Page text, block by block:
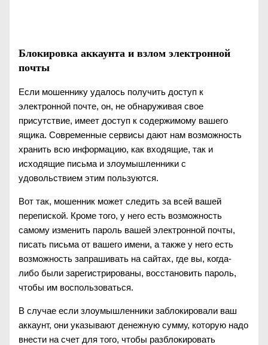
Блокировка аккаунта и взлом электронной
почты
Если мошеннику удалось получить доступ к
электронной почте, он, не обнаруживая свое
присутствие, имеет доступ к содержимому вашего
ящика. Современные сервисы дают нам возможность
хранить всю информацию, как входящие, так и
исходящие письма и злоумышленники с
удовольствием этим пользуются.
Вот так, мошенник может следить за всей вашей
перепиской. Кроме того, у него есть возможность
самому изменить пароль вашей электронной почты,
писать письма от вашего имени, а также у него есть
возможность запрашивать на сайтах, где вы, когда-
либо были зарегистрированы, восстановить пароль,
чтобы им воспользоваться.
В случае если злоумышленники заблокировали ваш
аккаунт, они указывают денежную сумму, которую надо
внести на счет для того, чтобы разблокировать